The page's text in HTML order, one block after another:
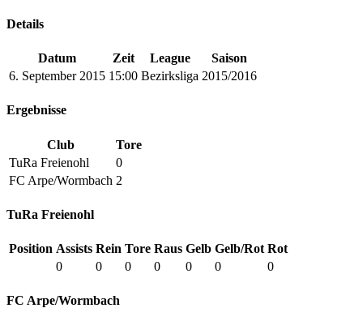
Details
Datum Zeit League
Saison
6. September 2015 15:00 Bezirksliga 2015/2016
Ergebnisse
Club
Tore
TuRa Freienohl
0
FC Arpe/Wormbach 2
TuRa Freienohl
Position Assists Rein Tore Raus Gelb Gelb/Rot Rot
0
0 0 0 0 0 0
FC Arpe/Wormbach